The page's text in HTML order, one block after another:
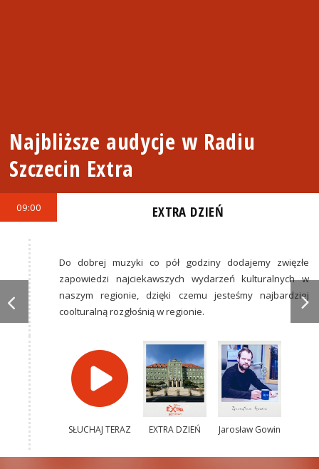
Najbliższe audycje w Radiu
Szczecin Extra
09:00 EXTRA DZIEŃ
Do dobrej muzyki co pół godziny dodajemy zwięzłe
zapowiedzi najciekawszych wydarzeń kulturalnych w
naszym regionie, dzięki czemu jesteśmy najbardziej
coolturalną rozgłośnią w regionie.
SŁUCHAJ TERAZ EXTRA DZIEŃ Jarosław Gowin